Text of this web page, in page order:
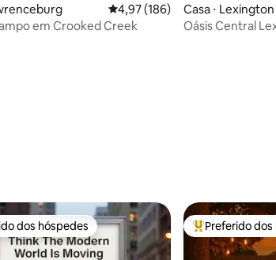
de 5, 314 avaliações
4,97 de uma avaliação média
4,97 (186)
em Crooked Creek
Casa ⋅ Lexington
Oásis Central
preferidos dos hóspedes
dos hóspedes Entre os
Preferido